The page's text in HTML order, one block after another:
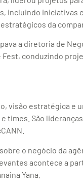
incluindo iniciativas
da
a diretoria de
conduzindo
visão estratégica e
São
o negócio da
acontece a
Yana.